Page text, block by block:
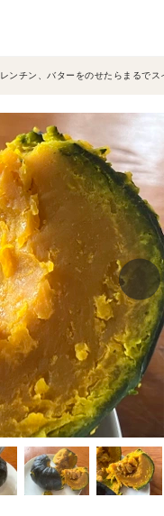
レンチン、バターをのせたらまるで